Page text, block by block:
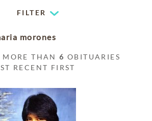
FILTER
morones
MORE THAN6 OBITUARIES
RECENT FIRST